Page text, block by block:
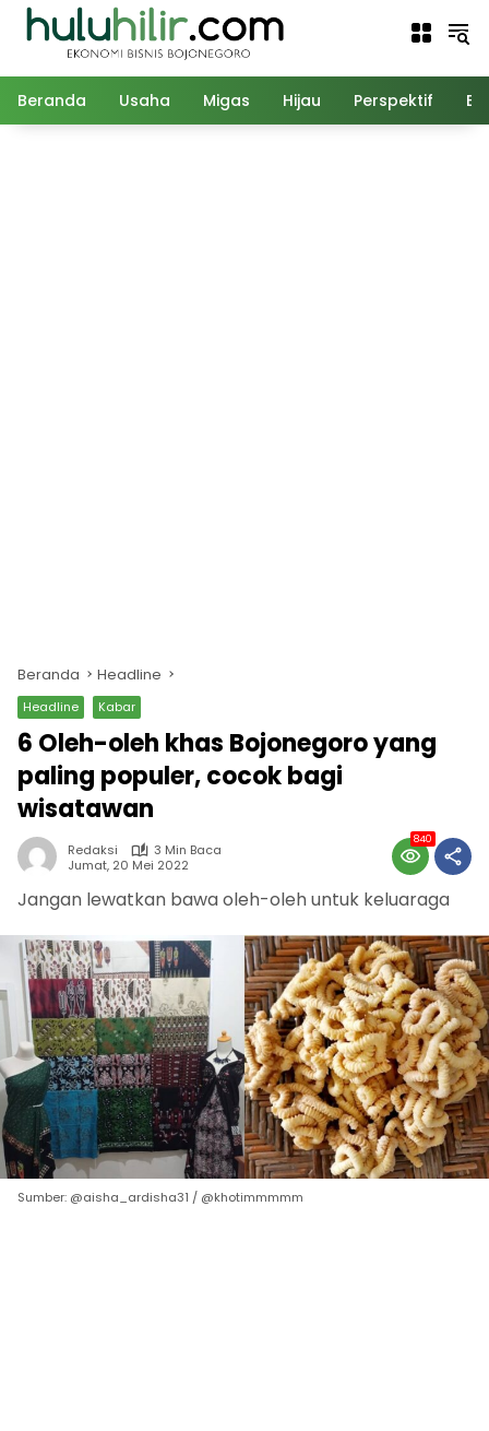
Langsung
Beranda Usaha Migas Hijau Perspektif
Beranda Headline
Headline Kabar
6 Oleh-oleh khas Bojonegoro yang
paling populer, cocok bagi
wisatawan
Redaksi
3 Min Baca
Jumat, 20 Mei 2022
840
Jangan lewatkan bawa oleh-oleh untuk keluaraga
Sumber: @aisha_ardisha31 / @khotimmmmm